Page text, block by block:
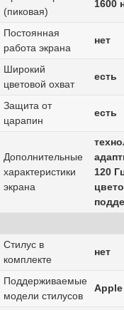
(пиковая)
1600
Постоянная
работа экрана
нет
Широкий
цветовой охват
есть
Защита от
царапин
есть
Дополнительные
характеристики
экрана
120
Стилус в
комплекте
нет
Поддерживаемые
модели стилусов
Apple